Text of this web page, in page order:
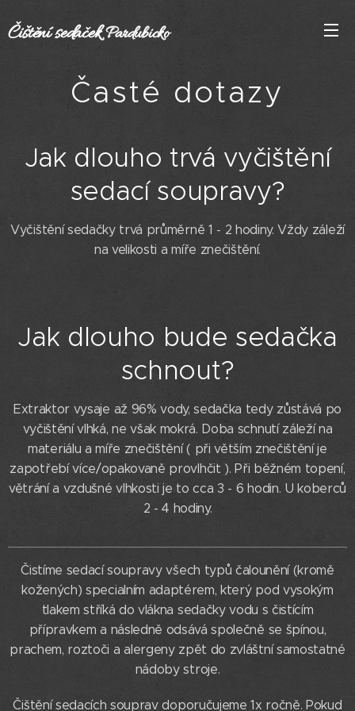
ČištěnísedačekPardubicko
Časté dotazy
Jak dlouho trvá vyčištění
sedací soupravy?
Vyčištění sedačky trvá průměrně 1 - 2 hodiny. Vždy záleží
na velikosti a míře znečištění.
Jak dlouho bude sedačka
schnout?
Extraktor vysaje až 96% vody, sedačka tedy zůstává po
vyčištění vlhká, ne však mokrá. Doba schnutí záleží na
materiálu a míře znečištění ( při větším znečištění je
zapotřebí více/opakovaně provlhčit ). Při běžném topení,
větrání a vzdušné vlhkosti je to cca 3 - 6 hodin. U koberců
2 - 4 hodiny.
Čistíme sedací soupravy všech typů čalounění (kromě
kožených) specialním adaptérem, který pod vysokým
tlakem stříká do vlákna sedačky vodu s čistícím
přípravkem a následně odsává společně se špínou,
prachem, roztoči a alergeny zpět do zvláštní samostatné
nádoby stroje.
Čištění sedacích souprav doporučujeme 1x ročně. Pokud